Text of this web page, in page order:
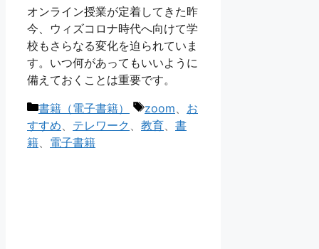
オンライン授業が定着してきた昨
今、ウィズコロナ時代へ向けて学
校もさらなる変化を迫られていま
す。いつ何があってもいいように
備えておくことは重要です。
カ
テ
ゴ
書籍（電子書籍）
タ
グ
zoom、 お
すすめ、 テレワーク 、 教育、 書
籍、 電子書籍